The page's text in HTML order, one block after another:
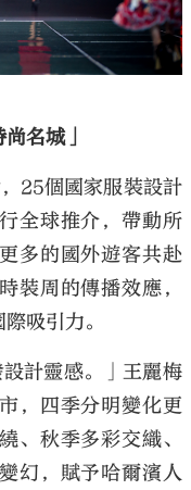
名城」
25個國家服裝設計
全球推介，帶動所
多的國外遊客共赴
裝周的傳播效應，
吸引力。
計靈感。」王麗梅
，四季分明變化更
、秋季多彩交織、
幻，賦予哈爾濱人